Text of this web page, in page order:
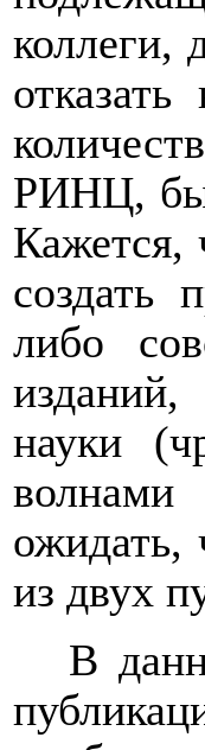
коллеги,
РИНЦ,
Кажется,
создать
либо
науки
ожидать,
из двух
В